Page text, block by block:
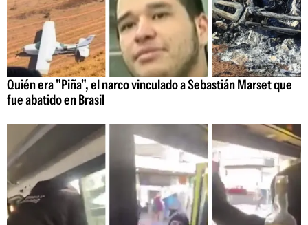
Quién era "Piña", el narco vinculado a Sebastián Marset que
fue abatido en Brasil